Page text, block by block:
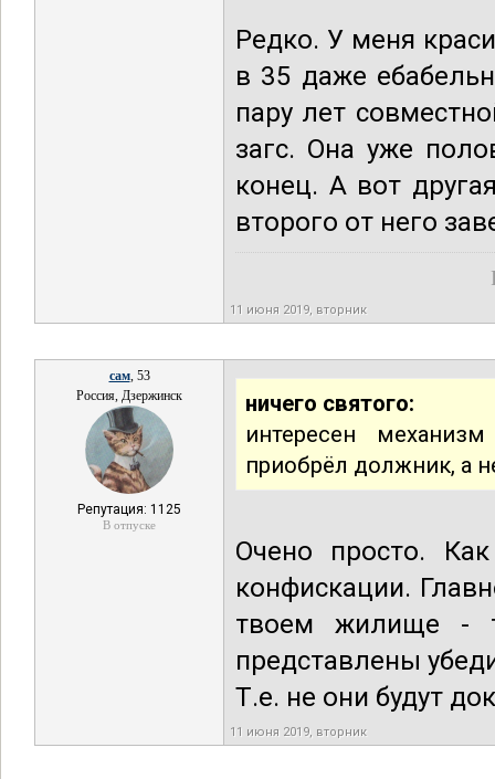
Редко. У меня
в 35 даже
пару лет
загс. Она уже
конец. А вот
второго от него
11 июня 2019, вторник
сам, 53
Россия, Дзержинск
Репутация: 1125
В отпуске
ничего святого:
интересен
приобрёл должник, а
Очено просто.
конфискации.
твоем жилище -
представлены
Т.е. не они будут
11 июня 2019, вторник